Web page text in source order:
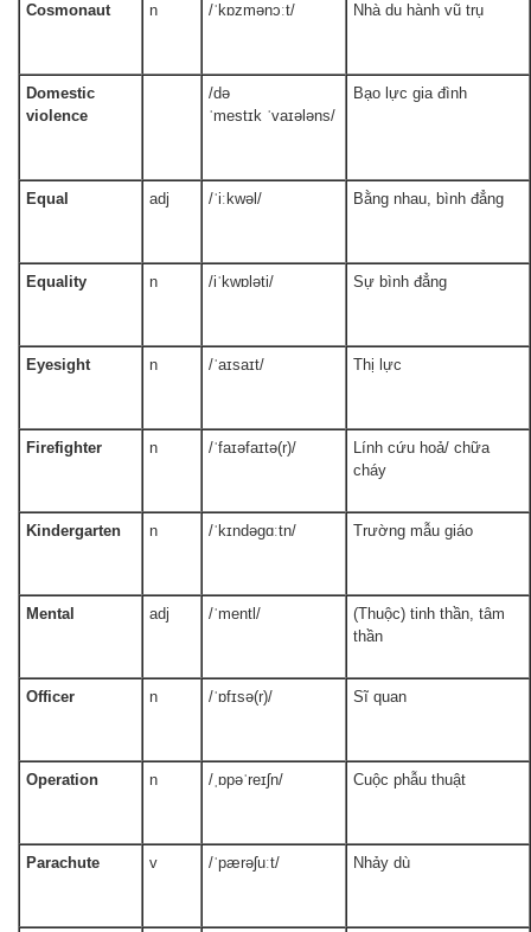
Cosmonaut n /ˈkɒzmənɔːt/ Nhà du hành vũ trụ
Domestic
violence
/də
ˈmestɪk ˈvaɪələns/
Bạo lực gia đình
Equal adj /ˈiːkwəl/ Bằng nhau, bình đẳng
Equality n /iˈkwɒləti/ Sự bình đẳng
Eyesight n /ˈaɪsaɪt/ Thị lực
Firefighter n /ˈfaɪəfaɪtə(r)/
Lính cứu hoả/ chữa
cháy
Kindergarten n /ˈkɪndəɡɑːtn/ Trường mẫu giáo
Mental adj /ˈmentl/
(Thuộc) tinh thần, tâm
thần
Officer n /ˈɒfɪsə(r)/ Sĩ quan
Operation n /ˌɒpəˈreɪʃn/ Cuộc phẫu thuật
Parachute v /ˈpærəʃuːt/ Nhảy dù